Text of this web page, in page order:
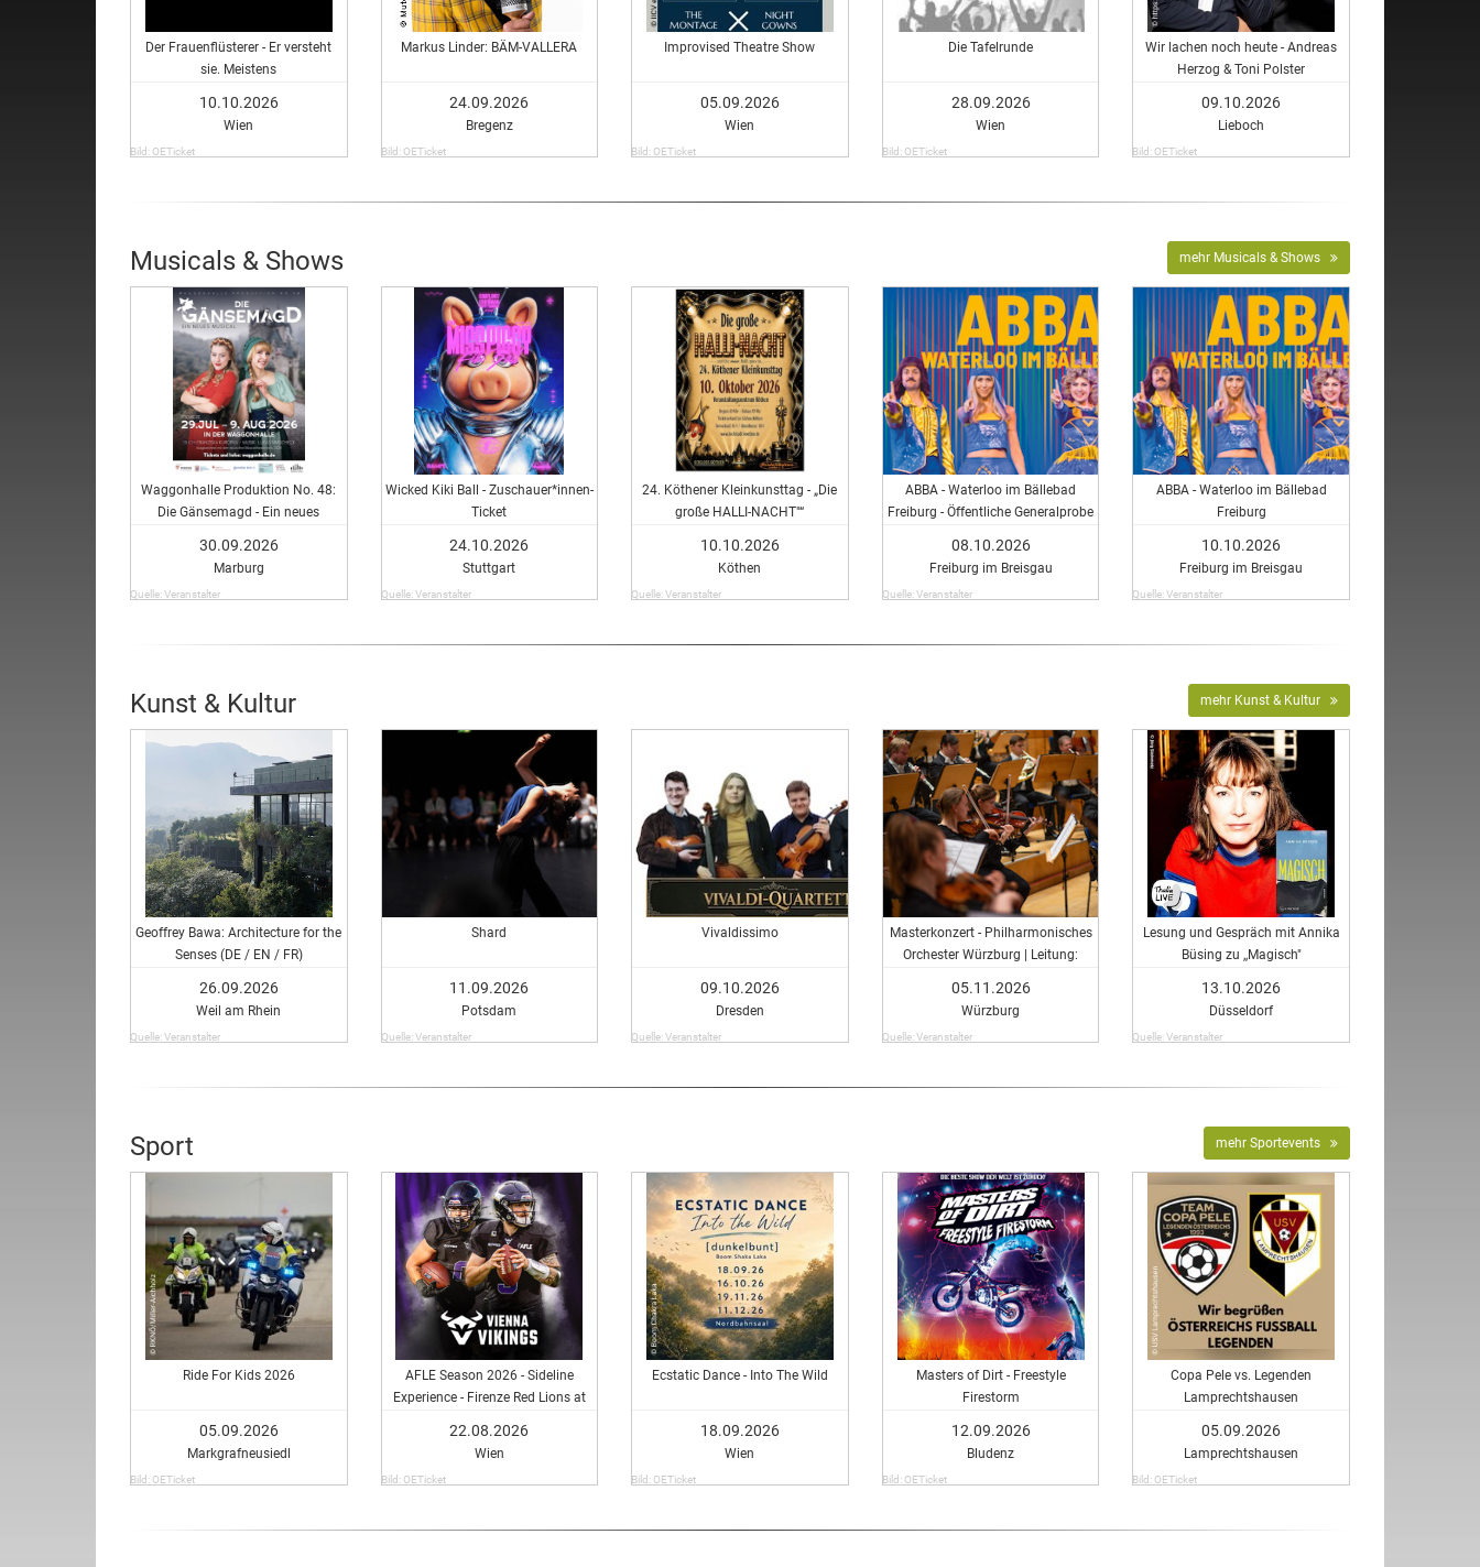
Der Frauenflüsterer - Er versteht
sie. Meistens
10.10.2026
Wien
Bild: OETicket
Markus Linder: BÄM-VALLERA
24.09.2026
Bregenz
Bild: OETicket
Improvised Theatre Show
05.09.2026
Wien
Bild: OETicket
Die Tafelrunde
28.09.2026
Wien
Bild: OETicket
Wir lachen noch heute - Andreas
Herzog & Toni Polster
09.10.2026
Lieboch
Bild: OETicket
Musicals & Shows mehr Musicals & Shows
Waggonhalle Produktion No. 48:
Die Gänsemagd - Ein neues
30.09.2026
Marburg
Quelle: Veranstalter
Wicked Kiki Ball - Zuschauer*innen-
Ticket
24.10.2026
Stuttgart
Quelle: Veranstalter
24. Köthener Kleinkunsttag - „Die
große HALLI-NACHT"“
10.10.2026
Köthen
Quelle: Veranstalter
ABBA - Waterloo im Bällebad
Freiburg - Öffentliche Generalprobe
08.10.2026
Freiburg im Breisgau
Quelle: Veranstalter
ABBA - Waterloo im Bällebad
Freiburg
10.10.2026
Freiburg im Breisgau
Quelle: Veranstalter
Kunst & Kultur mehr Kunst & Kultur
Geoffrey Bawa: Architecture for the
Senses (DE / EN / FR)
26.09.2026
Weil am Rhein
Quelle: Veranstalter
Shard
11.09.2026
Potsdam
Quelle: Veranstalter
Vivaldissimo
09.10.2026
Dresden
Quelle: Veranstalter
Masterkonzert - Philharmonisches
Orchester Würzburg | Leitung:
05.11.2026
Würzburg
Quelle: Veranstalter
Lesung und Gespräch mit Annika
Büsing zu ,,Magisch"
13.10.2026
Düsseldorf
Quelle: Veranstalter
Sport mehr Sportevents
Ride For Kids 2026
05.09.2026
Markgrafneusiedl
Bild: OETicket
AFLE Season 2026 - Sideline
Experience - Firenze Red Lions at
22.08.2026
Wien
Bild: OETicket
Ecstatic Dance - Into The Wild
18.09.2026
Wien
Bild: OETicket
Masters of Dirt - Freestyle
Firestorm
12.09.2026
Bludenz
Bild: OETicket
Copa Pele vs. Legenden
Lamprechtshausen
05.09.2026
Lamprechtshausen
Bild: OETicket